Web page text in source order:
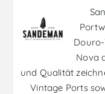
Nova
und Qualität
Vintage Ports